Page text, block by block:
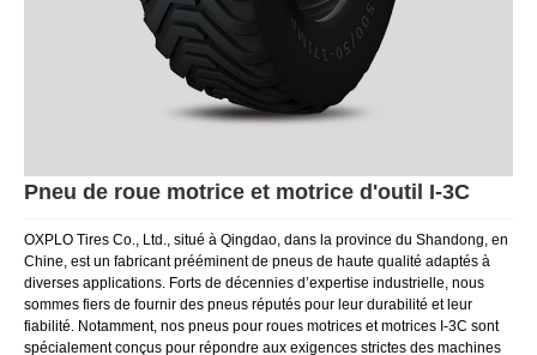
Pneu de roue motrice et motrice d'outil I-3C
OXPLO Tires Co., Ltd., situé à Qingdao, dans la province du Shandong, en
Chine, est un fabricant prééminent de pneus de haute qualité adaptés à
diverses applications. Forts de décennies d’expertise industrielle, nous
sommes fiers de fournir des pneus réputés pour leur durabilité et leur
fiabilité. Notamment, nos pneus pour roues motrices et motrices I-3C sont
spécialement conçus pour répondre aux exigences strictes des machines